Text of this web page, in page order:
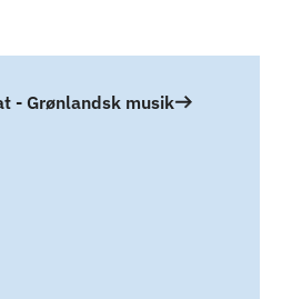
- Grønlandsk musik